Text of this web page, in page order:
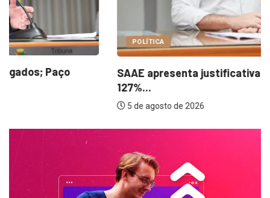
POLÍTICA
SAAE apresenta justificativas para aumento de